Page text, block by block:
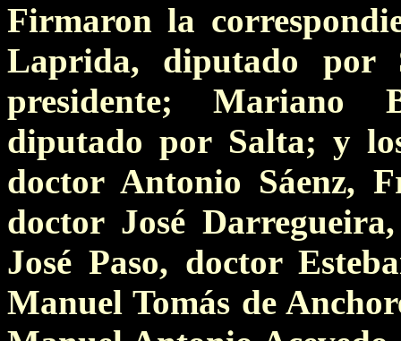
Firmaron la
Laprida, diputado por
presidente; Mariano
diputado por Salta; y
doctor Antonio Sáenz,
doctor José
José Paso, doctor
Manuel Tomás de